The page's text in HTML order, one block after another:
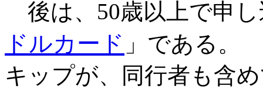
後は、50歳以上で申
ドルカード 」である。
キップが、同行者も含